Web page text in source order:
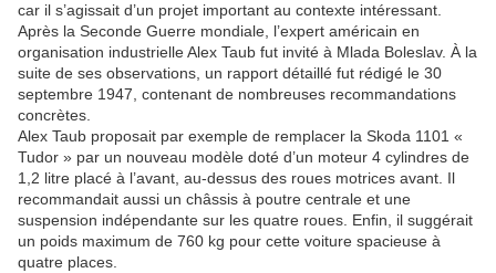
car il s’agissait d’un projet important au contexte intéressant.
Après la Seconde Guerre mondiale, l’expert américain en
organisation industrielle Alex Taub fut invité à Mlada Boleslav. À la
suite de ses observations, un rapport détaillé fut rédigé le 30
septembre 1947, contenant de nombreuses recommandations
concrètes.
Alex Taub proposait par exemple de remplacer la Skoda 1101 «
Tudor » par un nouveau modèle doté d’un moteur 4 cylindres de
1,2 litre placé à l’avant, au-dessus des roues motrices avant. Il
recommandait aussi un châssis à poutre centrale et une
suspension indépendante sur les quatre roues. Enfin, il suggérait
un poids maximum de 760 kg pour cette voiture spacieuse à
quatre places.